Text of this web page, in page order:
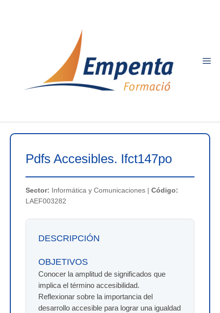
Pdfs Accesibles. Ifct147po
Sector: Informática y Comunicaciones | Código:
LAEF003282
DESCRIPCIÓN
OBJETIVOS
Conocer la amplitud de significados que
implica el término accesibilidad.
Reflexionar sobre la importancia del
desarrollo accesible para lograr una igualdad